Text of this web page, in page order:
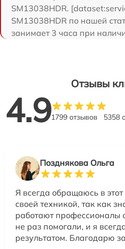
SM13038HDR.
SM13038HDR по нашей
занимает 3 часа при
Отзывы
4.91799 отзывов 5358
Позднякова Ольга
Я всегда обращаюсь в этот
своей техникой, так как
работают профессионалы
не раз помогали, и я
результатом. Благодарю